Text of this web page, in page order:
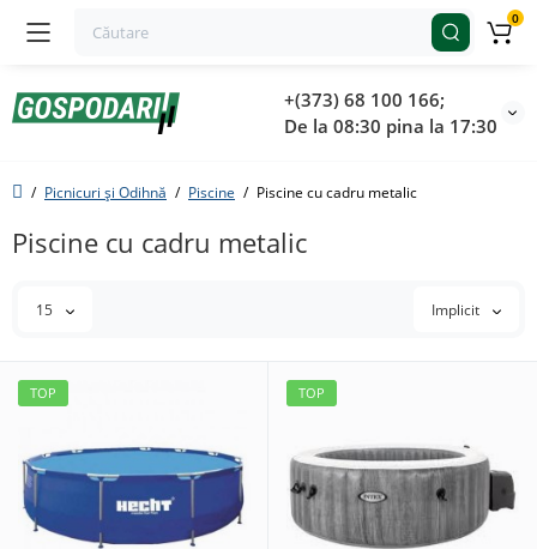
+(373) 68 100 166;
De la 08:30 pina la 17:30
0
Picnicuri și Odihnă Piscine Piscine cu cadru metalic
Piscine cu cadru metalic
15 Implicit
TOP TOP